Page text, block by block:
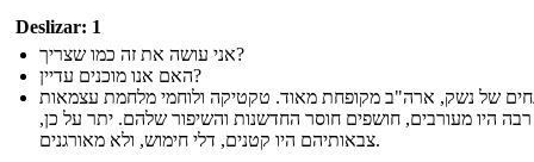
Deslizar: 1
אני עושה את זה כמו שצריך?
האם אנו מוכנים עדיין?
של נשק, ארה"ב מקופחת מאוד. טקטיקה ולוחמי מלחמת עצמאות
רבה היו מעורבים, חושפים חוסר החדשנות והשיפור שלהם. יתר על כן,
צבאותיהם היו קטנים, דלי חימוש, ולא מאורגנים.